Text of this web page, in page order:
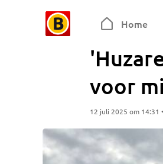
Home
voor
12 juli 2025 om 14:31